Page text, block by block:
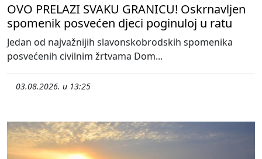
OVO PRELAZI SVAKU GRANICU! Oskrnavljen
spomenik posvećen djeci poginuloj u ratu
Jedan od najvažnijih slavonskobrodskih spomenika
posvećenih civilnim žrtvama Dom...
03.08.2026. u 13:25